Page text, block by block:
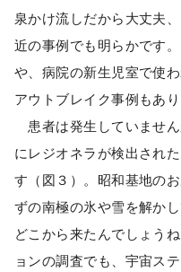
泉かけ流しだから大丈夫
近の事例でも明らかです
や、病院の新生児室で使
アウトブレイク事例もあり
患者は発生していませ
にレジオネラが検出され
す（図３）。昭和基地の
ずの南極の氷や雪を解か
どこから来たんでしょう
ョンの調査でも、宇宙ス